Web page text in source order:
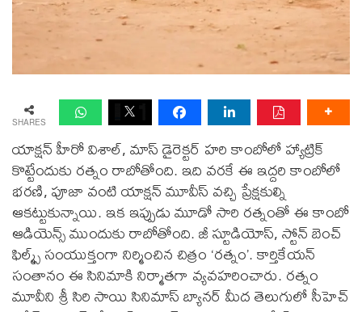
SHARES
యాక్షన్ హీరో విశాల్, మాస్ డైరెక్టర్ హరి కాంబోలో హ్యాట్రిక్
కొట్టేందుకు రత్నం రాబోతోంది. ఇది వరకే ఈ ఇద్దరి కాంబోలో
భరణి, పూజా వంటి యాక్షన్ మూవీస్ వచ్చి ప్రేక్షకుల్ని
ఆకట్టుకున్నాయి. ఇక ఇప్పుడు మూడో సారి రత్నంతో ఈ కాంబో
ఆడియెన్స్ ముందుకు రాబోతోంది. జీ స్టూడియోస్‌, స్టోన్ బెంచ్
ఫిల్మ్స్ సంయుక్తంగా నిర్మించిన చిత్రం ‘రత్నం’. కార్తికేయన్
సంతానం ఈ సినిమాకి నిర్మాతగా వ్యవహరించారు. రత్నం
మూవీని శ్రీ సిరి సాయి సినిమాస్ బ్యానర్ మీద తెలుగులో సీహెచ్